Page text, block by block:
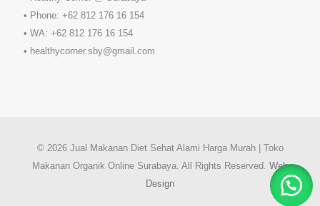
• Phone: +62 812 176 16 154
• WA: +62 812 176 16 154
• healthycorner.sby@gmail.com
© 2026 Jual Makanan Diet Sehat Alami Harga Murah | Toko
Makanan Organik Online Surabaya. All Rights Reserved. Web
Design